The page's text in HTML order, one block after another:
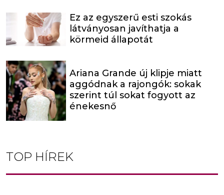
Ez az egyszerű esti szokás
látványosan javíthatja a
körmeid állapotát
Ariana Grande új klipje miatt
aggódnak a rajongók: sokak
szerint túl sokat fogyott az
énekesnő
TOP HÍREK